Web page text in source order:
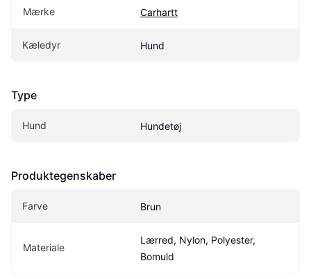
Mærke Carhartt
Kæledyr Hund
Type
Hund Hundetøj
Produktegenskaber
Farve Brun
Materiale
Lærred, Nylon, Polyester,
Bomuld